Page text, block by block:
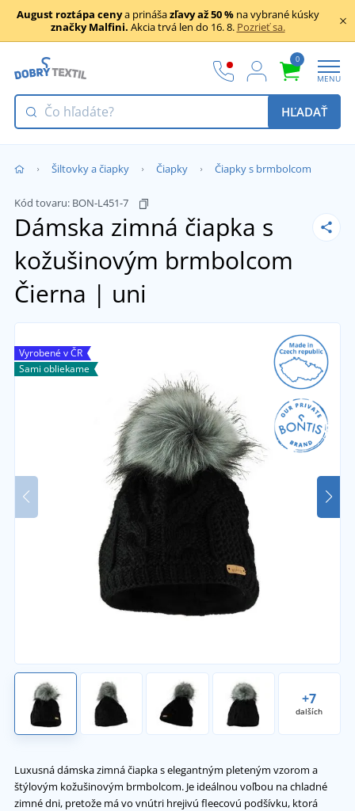
August roztápa cenya prinášazľavy až 50 %na vybrané kúsky
značky Malfini. Akcia trvá len do 16. 8. Pozrieť sa.
0
MENU
HĽADAŤ
Šiltovky a čiapky Čiapky Čiapky s brmbolcom
Kód tovaru: BON-L451-7
Dámska zimná čiapka s
kožušinovým brmbolcom
Čierna | uni
+7
dalších
Vyrobené v ČR
Sami obliekame
Luxusná dámska zimná čiapka s elegantným pleteným vzorom a
štýlovým kožušinovým brmbolcom. Je ideálnou voľbou na chladné
zimné dni, pretože má vo vnútri hrejivú fleecovú podšívku, ktorá